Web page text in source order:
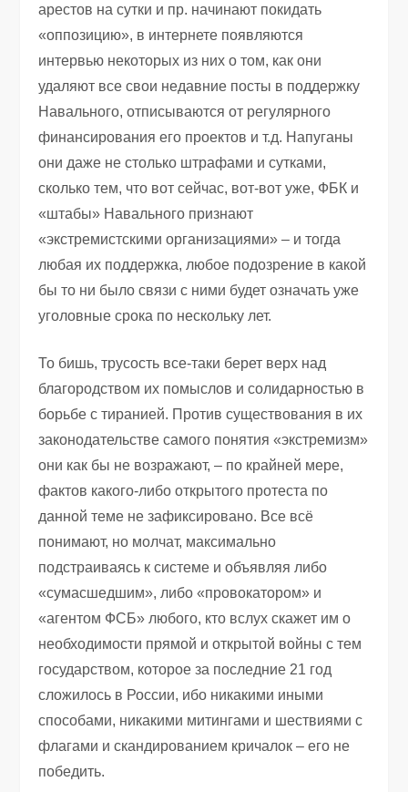
арестов на сутки и пр. начинают покидать
«оппозицию», в интернете появляются
интервью некоторых из них о том, как они
удаляют все свои недавние посты в поддержку
Навального, отписываются от регулярного
финансирования его проектов и т.д. Напуганы
они даже не столько штрафами и сутками,
сколько тем, что вот сейчас, вот-вот уже, ФБК и
«штабы» Навального признают
«экстремистскими организациями» – и тогда
любая их поддержка, любое подозрение в какой
бы то ни было связи с ними будет означать уже
уголовные срока по нескольку лет.
То бишь, трусость все-таки берет верх над
благородством их помыслов и солидарностью в
борьбе с тиранией. Против существования в их
законодательстве самого понятия «экстремизм»
они как бы не возражают, – по крайней мере,
фактов какого-либо открытого протеста по
данной теме не зафиксировано. Все всё
понимают, но молчат, максимально
подстраиваясь к системе и объявляя либо
«сумасшедшим», либо «провокатором» и
«агентом ФСБ» любого, кто вслух скажет им о
необходимости прямой и открытой войны с тем
государством, которое за последние 21 год
сложилось в России, ибо никакими иными
способами, никакими митингами и шествиями с
флагами и скандированием кричалок – его не
победить.